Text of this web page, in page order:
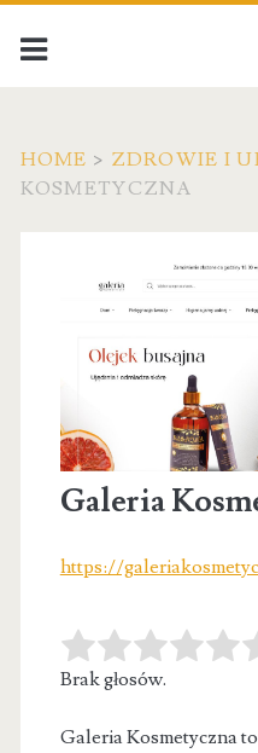
HOME > ZDROWIE I
KOSMETYCZNA
Galeria
https://
Brak głosów.
Galeria Kosmetyczna